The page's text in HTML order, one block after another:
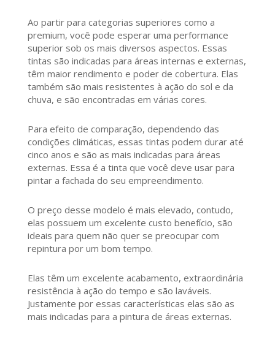
Ao partir para categorias superiores como a
premium, você pode esperar uma performance
superior sob os mais diversos aspectos. Essas
tintas são indicadas para áreas internas e externas,
têm maior rendimento e poder de cobertura. Elas
também são mais resistentes à ação do sol e da
chuva, e são encontradas em várias cores.
Para efeito de comparação, dependendo das
condições climáticas, essas tintas podem durar até
cinco anos e são as mais indicadas para áreas
externas. Essa é a tinta que você deve usar para
pintar a fachada do seu empreendimento.
O preço desse modelo é mais elevado, contudo,
elas possuem um excelente custo benefício, são
ideais para quem não quer se preocupar com
repintura por um bom tempo.
Elas têm um excelente acabamento, extraordinária
resistência à ação do tempo e são laváveis.
Justamente por essas características elas são as
mais indicadas para a pintura de áreas externas.